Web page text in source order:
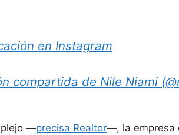
en Instagram
compartida de Nile Niami
—precisa Realtor—, la empresa